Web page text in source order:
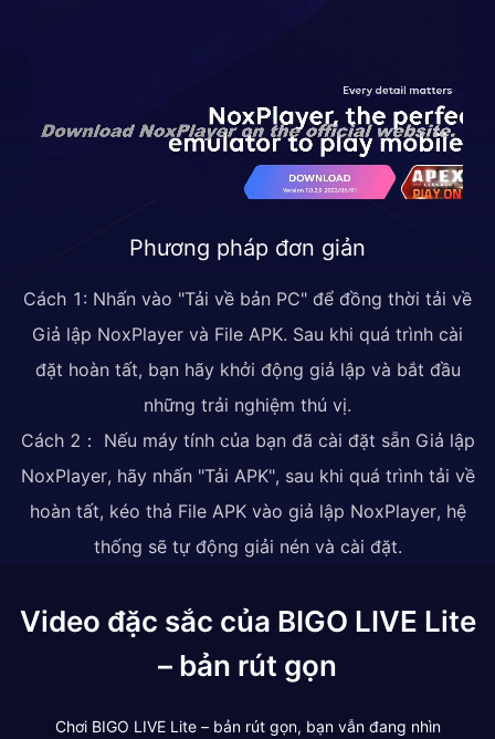
Phương pháp đơn giản
Cách 1: Nhấn vào "Tải về bản PC" để đồng thời tải về
Giả lập NoxPlayer và File APK. Sau khi quá trình cài
đặt hoàn tất, bạn hãy khởi động giả lập và bắt đầu
những trải nghiệm thú vị.
Cách 2： Nếu máy tính của bạn đã cài đặt sẵn Giả lập
NoxPlayer, hãy nhấn "Tải APK", sau khi quá trình tải về
hoàn tất, kéo thả File APK vào giả lập NoxPlayer, hệ
thống sẽ tự động giải nén và cài đặt.
Video đặc sắc của BIGO LIVE Lite
– bản rút gọn
Chơi BIGO LIVE Lite – bản rút gọn, bạn vẫn đang nhìn